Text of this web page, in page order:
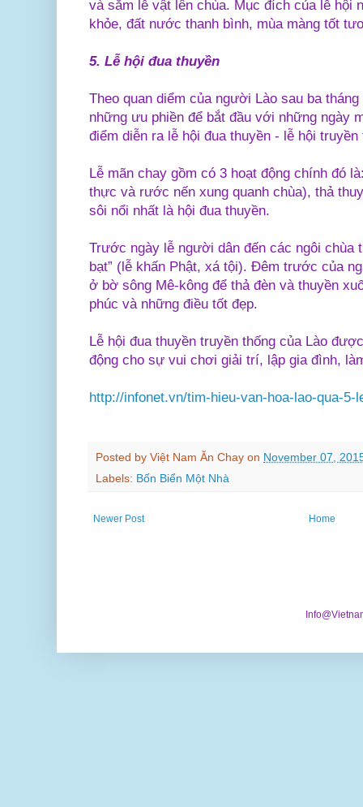
và sắm lễ vật lên chùa. Mục đích của lễ hội
khỏe, đất nước thanh bình, mùa màng tốt
5. Lễ hội đua thuyền
Theo quan diểm của người Lào sau ba
những ưu phiền để bắt đầu với những ngày
điểm diễn ra lễ hội đua thuyền - lễ hội
Lễ mãn chay gồm có 3 hoạt động chính đó
thực và rước nến xung quanh chùa), thả
sôi nổi nhất là hội đua thuyền.
Trước ngày lễ người dân đến các ngôi chùa
bạt” (lễ khấn Phật, xá tội). Đêm trước của
ở bờ sông Mê-kông để thả đèn và thuyền
phúc và những điều tốt đẹp.
Lễ hội đua thuyền truyền thống của Lào
động cho sự vui chơi giải trí, lập gia đình,
http://infonet.vn/tim-hieu-van-hoa-lao-qua-5-
Posted by Việt Nam Ăn Chay on November 07,
Labels: Bốn Biển Một Nhà
Newer Post Home